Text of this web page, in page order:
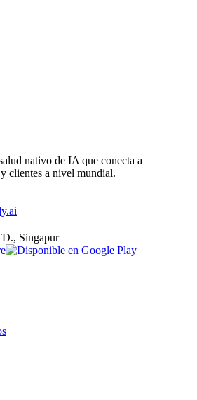
nativo de IA que conecta a
clientes a nivel mundial.
Singapur